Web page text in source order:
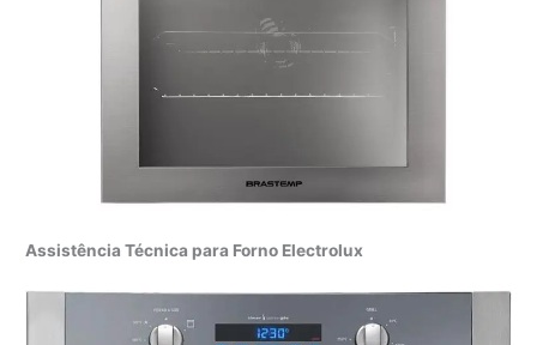
Assistência Técnica para Forno Electrolux